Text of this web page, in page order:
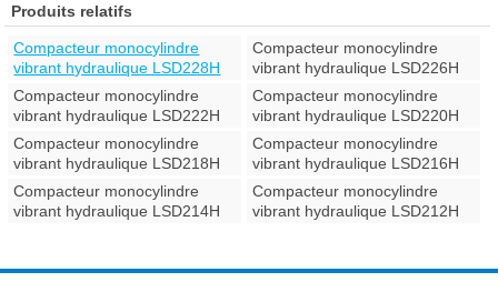
Produits relatifs
Compacteur monocylindre
vibrant hydraulique LSD228H
Compacteur monocylindre
vibrant hydraulique LSD226H
Compacteur monocylindre
vibrant hydraulique LSD222H
Compacteur monocylindre
vibrant hydraulique LSD220H
Compacteur monocylindre
vibrant hydraulique LSD218H
Compacteur monocylindre
vibrant hydraulique LSD216H
Compacteur monocylindre
vibrant hydraulique LSD214H
Compacteur monocylindre
vibrant hydraulique LSD212H